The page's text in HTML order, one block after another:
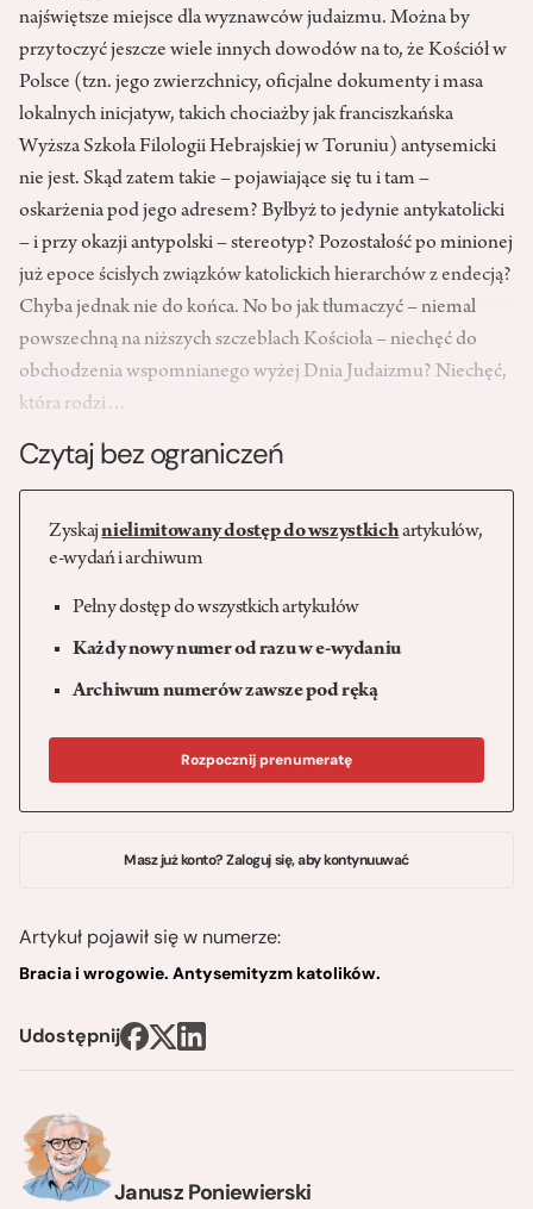
Janusz Poniewierski
najświętsze miejsce dla wyznawców judaizmu. Można by
przytoczyć jeszcze wiele innych dowodów na to, że Kościół w
Polsce (tzn. jego zwierzchnicy, oficjalne dokumenty i masa
lokalnych inicjatyw, takich chociażby jak franciszkańska
Wyższa Szkoła Filologii Hebrajskiej w Toruniu) antysemicki
nie jest. Skąd zatem takie – pojawiające się tu i tam –
oskarżenia pod jego adresem? Byłbyż to jedynie antykatolicki
– i przy okazji antypolski – stereotyp? Pozostałość po minionej
już epoce ścisłych związków katolickich hierarchów z endecją?
Chyba jednak nie do końca. No bo jak tłumaczyć – niemal
powszechną na niższych szczeblach Kościoła – niechęć do
obchodzenia wspomnianego wyżej Dnia Judaizmu? Niechęć,
która rodzi…
Czytaj bez ograniczeń
Zyskajnielimitowany dostęp do wszystkichartykułów,
e-wydań i archiwum
Pełny dostęp do wszystkich artykułów
Każdy nowy numer od razu w e-wydaniu
Archiwum numerów zawsze pod ręką
Rozpocznij prenumeratę
Masz już konto? Zaloguj się, aby kontynuuwać
Artykuł pojawił się w numerze:
Bracia i wrogowie. Antysemityzm katolików.
Udostępnij